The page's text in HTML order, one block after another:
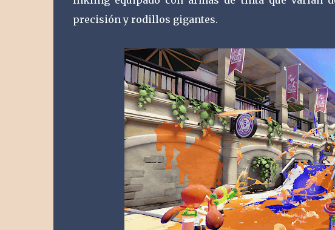
precisión y rodillos gigantes.